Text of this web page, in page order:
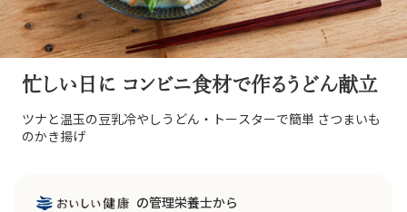
忙しい日に コンビニ食材で作るうどん献立
ツナと温玉の豆乳冷やしうどん・トースターで簡単 さつまいも
のかき揚げ
の管理栄養士から